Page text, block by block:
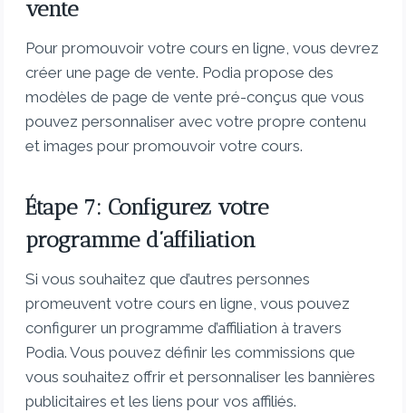
vente
Pour promouvoir votre cours en ligne, vous devrez
créer une page de vente. Podia propose des
modèles de page de vente pré-conçus que vous
pouvez personnaliser avec votre propre contenu
et images pour promouvoir votre cours.
Étape 7: Configurez votre
programme d’affiliation
Si vous souhaitez que d’autres personnes
promeuvent votre cours en ligne, vous pouvez
configurer un programme d’affiliation à travers
Podia. Vous pouvez définir les commissions que
vous souhaitez offrir et personnaliser les bannières
publicitaires et les liens pour vos affiliés.